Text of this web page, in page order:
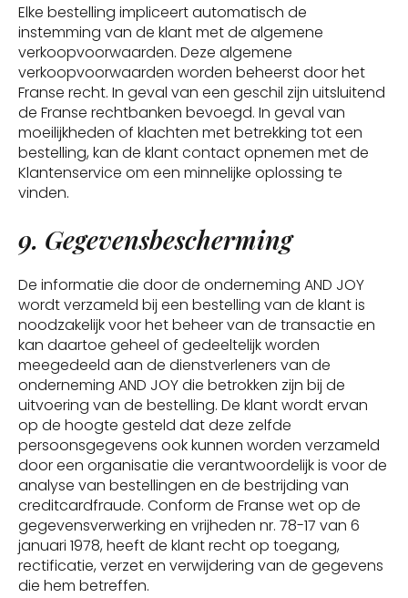
Elke bestelling impliceert automatisch de
instemming van de klant met de algemene
verkoopvoorwaarden. Deze algemene
verkoopvoorwaarden worden beheerst door het
Franse recht. In geval van een geschil zijn uitsluitend
de Franse rechtbanken bevoegd. In geval van
moeilijkheden of klachten met betrekking tot een
bestelling, kan de klant contact opnemen met de
Klantenservice om een minnelijke oplossing te
vinden.
9. Gegevensbescherming
De informatie die door de onderneming AND JOY
wordt verzameld bij een bestelling van de klant is
noodzakelijk voor het beheer van de transactie en
kan daartoe geheel of gedeeltelijk worden
meegedeeld aan de dienstverleners van de
onderneming AND JOY die betrokken zijn bij de
uitvoering van de bestelling. De klant wordt ervan
op de hoogte gesteld dat deze zelfde
persoonsgegevens ook kunnen worden verzameld
door een organisatie die verantwoordelijk is voor de
analyse van bestellingen en de bestrijding van
creditcardfraude. Conform de Franse wet op de
gegevensverwerking en vrijheden nr. 78-17 van 6
januari 1978, heeft de klant recht op toegang,
rectificatie, verzet en verwijdering van de gegevens
die hem betreffen.